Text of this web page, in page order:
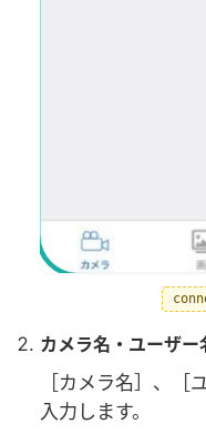
カメラ名・ユーザ
［カメラ名］、［
入力します。